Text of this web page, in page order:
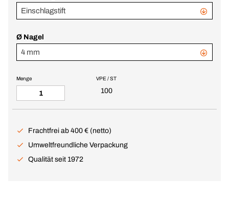
Einschlagstift
Ø Nagel
4 mm
VPE / ST
100
Menge
Frachtfrei ab 400 € (netto)
Umweltfreundliche Verpackung
Qualität seit 1972